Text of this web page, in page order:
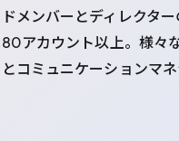
メンバーとディレクタ
アカウント以上。様々
コミュニケーションマ